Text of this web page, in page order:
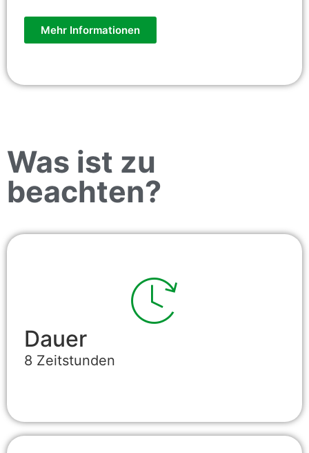
Mehr Informationen
Was ist zu
beachten?
Dauer
8 Zeitstunden